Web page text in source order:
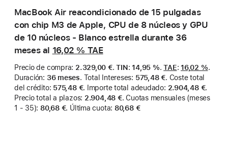
MacBook Air reacondicionado de 15 pulgadas
con chip M3 de Apple, CPU de 8 núcleos y GPU
de 10 núcleos - Blanco estrella durante 36
meses al 16,02 % TAE
Precio de compra: 2.329,00 €.TIN: 14,95 %.TAE: 16,02 %.
Duración: 36 meses. Total Intereses: 575,48 €. Coste total
del crédito: 575,48 €. Importe total adeudado: 2.904,48 €.
Precio total a plazos: 2.904,48 €.Cuotas mensuales (meses
1 - 35): 80,68 €. Última cuota: 80,68 €